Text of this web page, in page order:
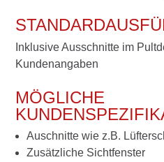
Inklusive Ausschnitte im
Kundenangaben
MÖGLICHE
Auschnitte wie z.B.
Zusätzliche Sichtfenster